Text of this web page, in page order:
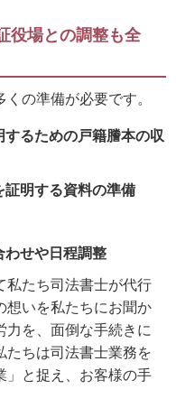
役場との調整も全
の準備が必要です。
るための戸籍謄本の収
明する資料の準備
せや日程調整
私たち司法書士が代行
想いを私たちにお聞か
を、面倒な手続きに
たちは司法書士業務を
」と捉え、お客様の手